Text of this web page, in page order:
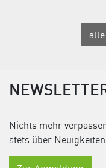
Nichts mehr
stets über